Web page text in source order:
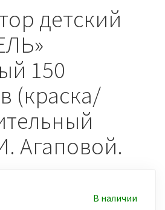
детский
150
(краска/
Агаповой.
В наличии